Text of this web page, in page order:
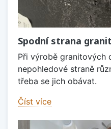
Spodní strana
Při výrobě granitových
nepohledové straně
třeba se jich obávat.
Číst více